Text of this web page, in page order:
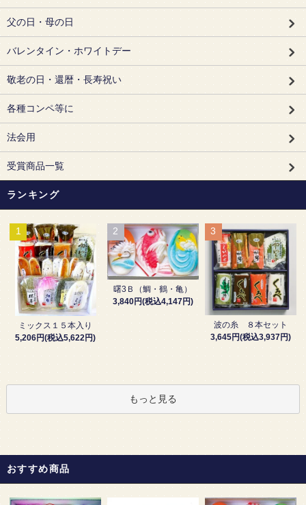
父の日・母の日
バレンタイン・ホワイトデー
敬老の日・還暦・長寿祝い
各種コンペ等に
法会用
受賞商品一覧
ランキング
1
ミックス１５本入り
5,206円(税込5,622円)
2
曙3Ｂ（鯛・鶴・亀）
3,840円(税込4,147円)
3
波の糸 ８本セット
3,645円(税込3,937円)
もっと見る
おすすめ商品